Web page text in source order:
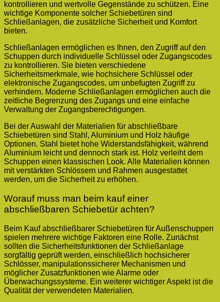
kontrollieren und wertvolle Gegenstände zu schützen. Eine
wichtige Komponente solcher Schiebetüren sind
Schließanlagen, die zusätzliche Sicherheit und Komfort
bieten.
Schließanlagen ermöglichen es Ihnen, den Zugriff auf den
Schuppen durch individuelle Schlüssel oder Zugangscodes
zu kontrollieren. Sie bieten verschiedene
Sicherheitsmerkmale, wie hochsichere Schlüssel oder
elektronische Zugangscodes, um unbefugten Zugriff zu
verhindern. Moderne Schließanlagen ermöglichen auch die
zeitliche Begrenzung des Zugangs und eine einfache
Verwaltung der Zugangsberechtigungen.
Bei der Auswahl der Materialien für abschließbare
Schiebetüren sind Stahl, Aluminium und Holz häufige
Optionen. Stahl bietet hohe Widerstandsfähigkeit, während
Aluminium leicht und dennoch stark ist. Holz verleiht dem
Schuppen einen klassischen Look. Alle Materialien können
mit verstärkten Schlössern und Rahmen ausgestattet
werden, um die Sicherheit zu erhöhen.
Worauf muss man beim kauf einer
abschließbaren Schiebetür achten?
Beim Kauf abschließbarer Schiebetüren für Außenschuppen
spielen mehrere wichtige Faktoren eine Rolle. Zunächst
sollten die Sicherheitsfunktionen der Schließanlage
sorgfältig geprüft werden, einschließlich hochsicherer
Schlösser, manipulationssicherer Mechanismen und
möglicher Zusatzfunktionen wie Alarme oder
Überwachungssysteme. Ein weiterer wichtiger Aspekt ist die
Qualität der verwendeten Materialien.